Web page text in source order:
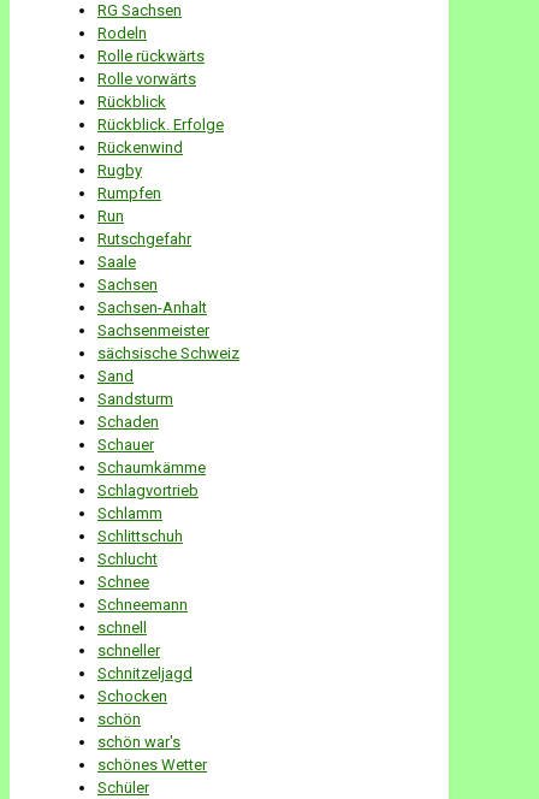
RG Sachsen
Rodeln
Rolle rückwärts
Rolle vorwärts
Rückblick
Rückblick. Erfolge
Rückenwind
Rugby
Rumpfen
Run
Rutschgefahr
Saale
Sachsen
Sachsen-Anhalt
Sachsenmeister
sächsische Schweiz
Sand
Sandsturm
Schaden
Schauer
Schaumkämme
Schlagvortrieb
Schlamm
Schlittschuh
Schlucht
Schnee
Schneemann
schnell
schneller
Schnitzeljagd
Schocken
schön
schön war's
schönes Wetter
Schüler